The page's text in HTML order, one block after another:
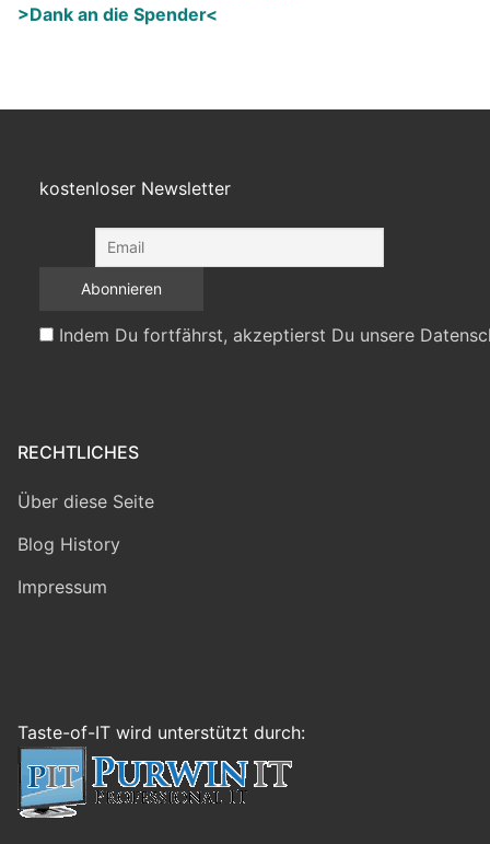
>Dank an die Spender<
kostenloser Newsletter
Indem Du fortfährst, akzeptierst Du unsere
RECHTLICHES
Über diese Seite
Blog History
Impressum
Taste-of-IT wird unterstützt durch: